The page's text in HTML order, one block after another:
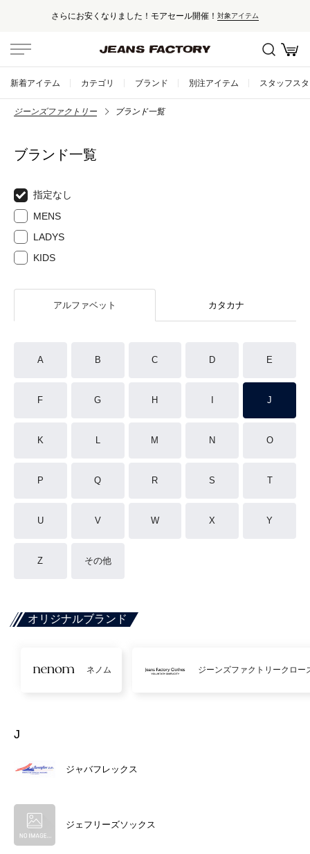
さらにお安くなりました！モアセール開催！ 対象アイテム
新着アイテム カテゴリ ブランド 別注アイテム スタッフス
ジーンズファクトリー ブランド一覧
ブランド一覧
指定なし
MENS
LADYS
KIDS
アルファベット カタカナ
A B C D E
F G H J
K L M N O
P Q R S T
U V W X Y
Z その他
オリジナルブランド
ネノム ジーンズファクトリークロー
J
ジャバフレックス
ジェフリーズソックス